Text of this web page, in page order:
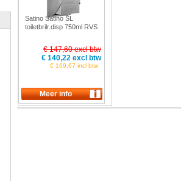
Satino Satino SL
toiletbrilr.disp 750ml RVS
€ 147,60 excl btw
€ 140,22 excl btw
€ 169,67 incl btw